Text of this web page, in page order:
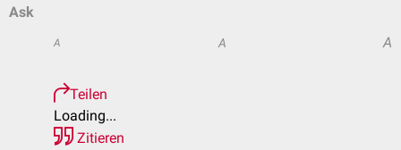
Ask
A A A
Teilen
Loading...
Zitieren